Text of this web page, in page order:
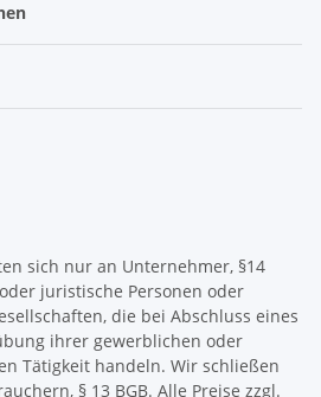
sich nur an Unternehmer, §14
juristische Personen oder
die bei Abschluss eines
ihrer gewerblichen oder
Tätigkeit handeln. Wir schließen
§ 13 BGB. Alle Preise zzgl.